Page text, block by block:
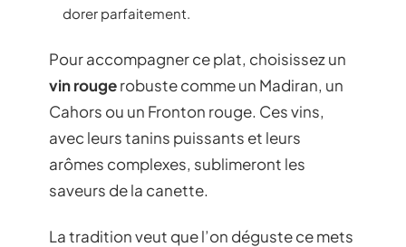
dorer parfaitement.
Pour accompagner ce plat, choisissez un
vin rougerobuste comme un Madiran, un
Cahors ou un Fronton rouge. Ces vins,
avec leurs tanins puissants et leurs
arômes complexes, sublimeront les
saveurs de la canette.
La tradition veut que l’on déguste ce mets